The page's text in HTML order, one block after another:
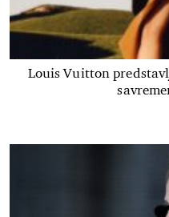
Louis Vuitton